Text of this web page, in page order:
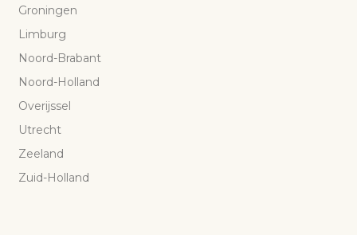
Groningen
Limburg
Noord-Brabant
Noord-Holland
Overijssel
Utrecht
Zeeland
Zuid-Holland